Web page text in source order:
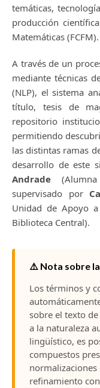
temáticas,
producción
Matemáticas (FCFM).
A través de un
mediante técnicas
(NLP), el sistema
título, tesis de
repositorio
permitiendo
las distintas ramas
desarrollo de este
Andrade
supervisado por
Unidad de Apoyo
Biblioteca Central).
⚠️ Nota sobre
Los términos y
sobre el texto
a la naturaleza
lingüístico, es
compuestos
refinamiento